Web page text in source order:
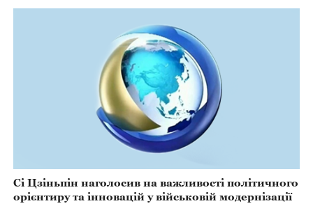
Сі Цзіньпін наголосив на важливості політичного
орієнтиру та інновацій у військовій модернізації